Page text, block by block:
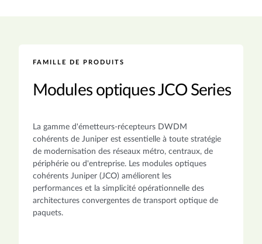
FAMILLE DE PRODUITS
Modules optiques JCO Series
La gamme d'émetteurs-récepteurs DWDM
cohérents de Juniper est essentielle à toute stratégie
de modernisation des réseaux métro, centraux, de
périphérie ou d'entreprise. Les modules optiques
cohérents Juniper (JCO) améliorent les
performances et la simplicité opérationnelle des
architectures convergentes de transport optique de
paquets.